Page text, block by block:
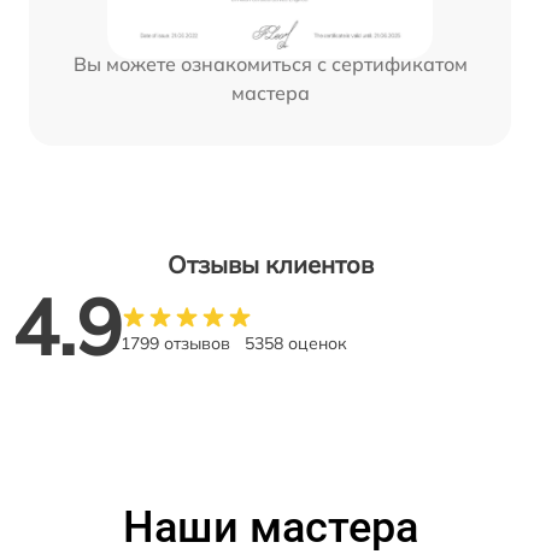
Вы можете ознакомиться с сертификатом
мастера
Отзывы клиентов
4.91799 отзывов 5358 оценок
Наши мастера